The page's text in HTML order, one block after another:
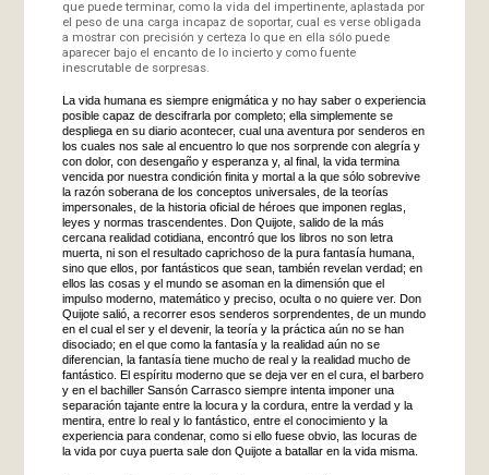
que puede terminar, como la vida del impertinente, aplastada por
el peso de una carga incapaz de soportar, cual es verse obligada
a mostrar con precisión y certeza lo que en ella sólo puede
aparecer bajo el encanto de lo incierto y como fuente
inescrutable de sorpresas.
La vida humana es siempre enigmática y no hay saber o experiencia
posible capaz de descifrarla por completo; ella simplemente se
despliega en su diario acontecer, cual una aventura por senderos en
los cuales nos sale al encuentro lo que nos sorprende con alegría y
con dolor, con desengaño y esperanza y, al final, la vida termina
vencida por nuestra condición finita y mortal a la que sólo sobrevive
la razón soberana de los conceptos universales, de la teorías
impersonales, de la historia oficial de héroes que imponen reglas,
leyes y normas trascendentes. Don Quijote, salido de la más
cercana realidad cotidiana, encontró que los libros no son letra
muerta, ni son el resultado caprichoso de la pura fantasía humana,
sino que ellos, por fantásticos que sean, también revelan verdad; en
ellos las cosas y el mundo se asoman en la dimensión que el
impulso moderno, matemático y preciso, oculta o no quiere ver. Don
Quijote salió, a recorrer esos senderos sorprendentes, de un mundo
en el cual el ser y el devenir, la teoría y la práctica aún no se han
disociado; en el que como la fantasía y la realidad aún no se
diferencian, la fantasía tiene mucho de real y la realidad mucho de
fantástico. El espíritu moderno que se deja ver en el cura, el barbero
y en el bachiller Sansón Carrasco siempre intenta imponer una
separación tajante entre la locura y la cordura, entre la verdad y la
mentira, entre lo real y lo fantástico, entre el conocimiento y la
experiencia para condenar, como si ello fuese obvio, las locuras de
la vida por cuya puerta sale don Quijote a batallar en la vida misma.